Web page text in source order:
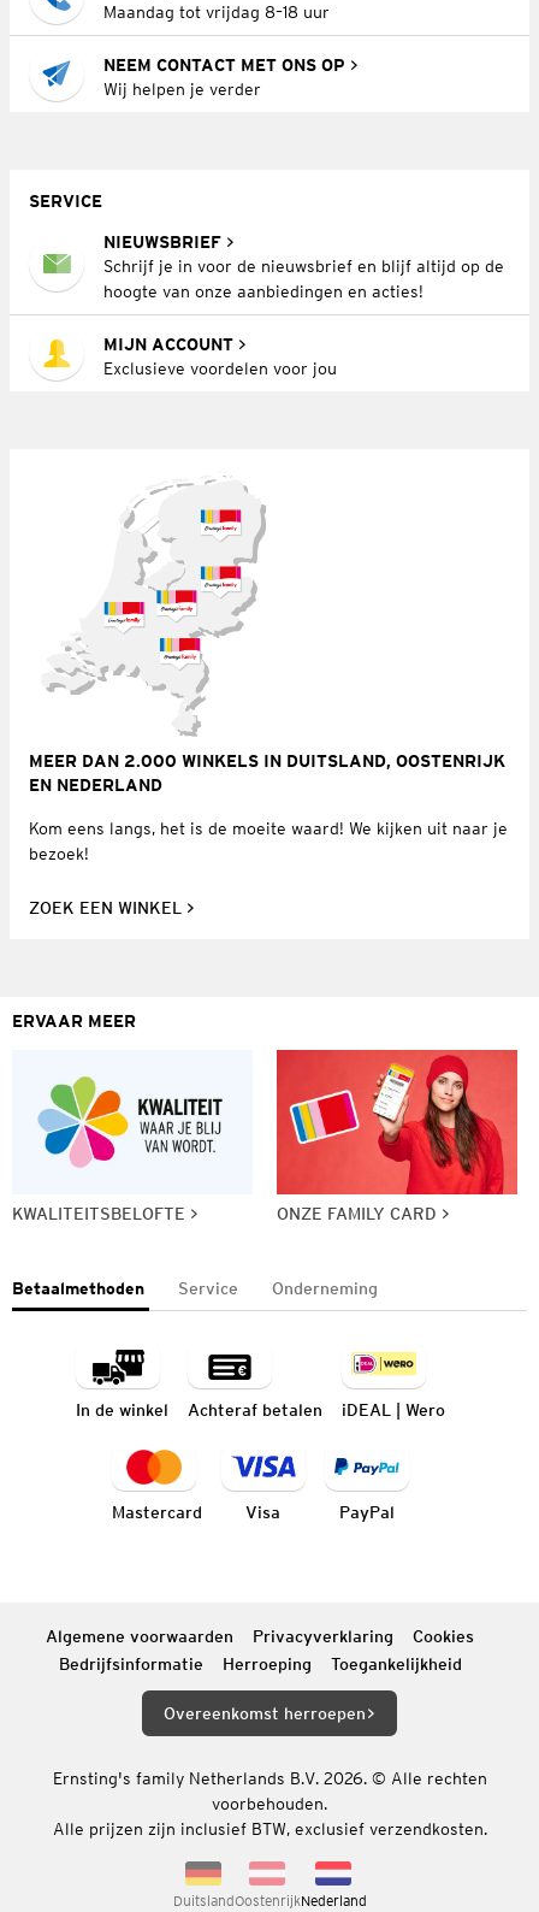
Maandag tot vrijdag 8–18 uur
NEEM CONTACT MET ONS OP
Wij helpen je verder
SERVICE
NIEUWSBRIEF
Schrijf je in voor de nieuwsbrief en blijf altijd op de
hoogte van onze aanbiedingen en acties!
MIJN ACCOUNT
Exclusieve voordelen voor jou
MEER DAN 2.000 WINKELS IN DUITSLAND, OOSTENRIJK
EN NEDERLAND
Kom eens langs, het is de moeite waard! We kijken uit naar je
bezoek!
ZOEK EEN WINKEL
ERVAAR MEER
KWALITEITSBELOFTE ONZE FAMILY CARD
Betaalmethoden Service Onderneming
In de winkel Achteraf betalen iDEAL | Wero
Mastercard Visa PayPal
Algemene voorwaarden Privacyverklaring
Cookies
Bedrijfsinformatie
Herroeping Toegankelijkheid
Overeenkomst herroepen
Ernsting's family Netherlands B.V. 2026. © Alle rechten
voorbehouden.
Alle prijzen zijn inclusief BTW, exclusief verzendkosten.
DuitslandOostenrijkNederland